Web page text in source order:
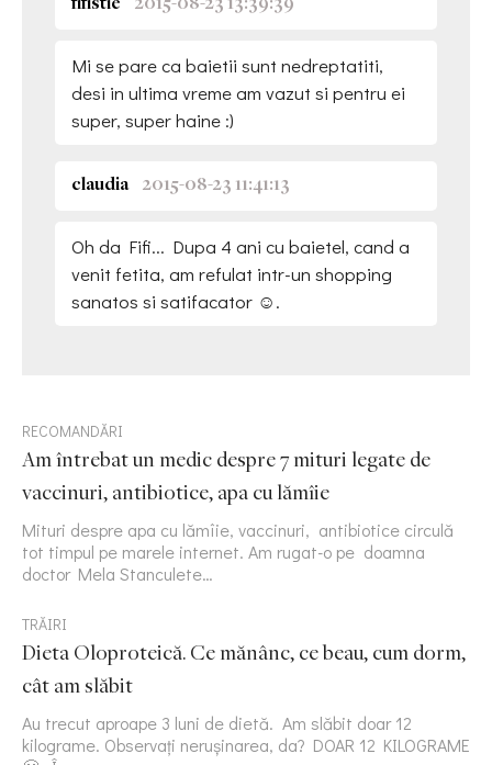
fifistie 2015-08-23 13:39:39
Mi se pare ca baietii sunt nedreptatiti,
desi in ultima vreme am vazut si pentru ei
super, super haine :)
claudia 2015-08-23 11:41:13
Oh da Fifi... Dupa 4 ani cu baietel, cand a
venit fetita, am refulat intr-un shopping
sanatos si satifacator ☺️.
RECOMANDĂRI
Am întrebat un medic despre 7 mituri legate de
vaccinuri, antibiotice, apa cu lămîie
Mituri despre apa cu lămîie, vaccinuri, antibiotice circulă
tot timpul pe marele internet. Am rugat-o pe doamna
doctor Mela Stanculete…
TRĂIRI
Dieta Oloproteică. Ce mănânc, ce beau, cum dorm,
cât am slăbit
Au trecut aproape 3 luni de dietă. Am slăbit doar 12
kilograme. Observați nerușinarea, da? DOAR 12 KILOGRAME